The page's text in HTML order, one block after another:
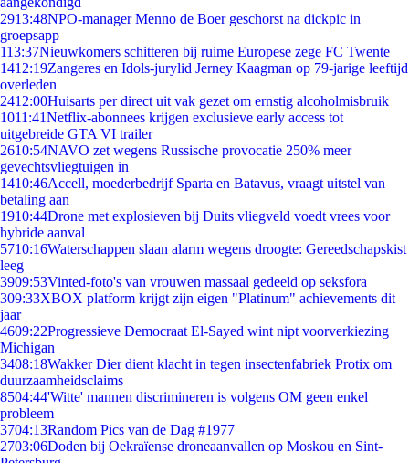
2913:48NPO-manager Menno de Boer geschorst na dickpic in
groepsapp
113:37Nieuwkomers schitteren bij ruime Europese zege FC Twente
1412:19Zangeres en Idols-jurylid Jerney Kaagman op 79-jarige leeftijd
overleden
2412:00Huisarts per direct uit vak gezet om ernstig alcoholmisbruik
1011:41Netflix-abonnees krijgen exclusieve early access tot
uitgebreide GTA VI trailer
2610:54NAVO zet wegens Russische provocatie 250% meer
gevechtsvliegtuigen in
1410:46Accell, moederbedrijf Sparta en Batavus, vraagt uitstel van
betaling aan
1910:44Drone met explosieven bij Duits vliegveld voedt vrees voor
hybride aanval
5710:16Waterschappen slaan alarm wegens droogte: Gereedschapskist
leeg
3909:53Vinted-foto's van vrouwen massaal gedeeld op seksfora
309:33XBOX platform krijgt zijn eigen "Platinum" achievements dit
jaar
4609:22Progressieve Democraat El-Sayed wint nipt voorverkiezing
Michigan
3408:18Wakker Dier dient klacht in tegen insectenfabriek Protix om
duurzaamheidsclaims
8504:44'Witte' mannen discrimineren is volgens OM geen enkel
probleem
3704:13Random Pics van de Dag #1977
2703:06Doden bij Oekraïense droneaanvallen op Moskou en Sint-